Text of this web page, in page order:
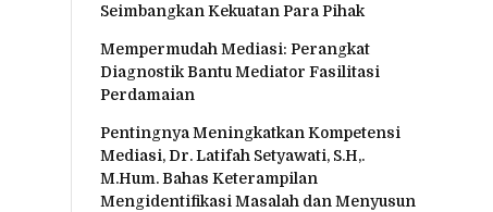
Seimbangkan Kekuatan Para Pihak
Mempermudah Mediasi: Perangkat
Diagnostik Bantu Mediator Fasilitasi
Perdamaian
Pentingnya Meningkatkan Kompetensi
Mediasi, Dr. Latifah Setyawati, S.H,.
M.Hum. Bahas Keterampilan
Mengidentifikasi Masalah dan Menyusun